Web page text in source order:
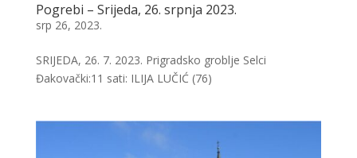
Pogrebi – Srijeda, 26. srpnja 2023.
srp 26, 2023.
SRIJEDA, 26. 7. 2023. Prigradsko groblje Selci
Đakovački:11 sati: ILIJA LUČIĆ (76)